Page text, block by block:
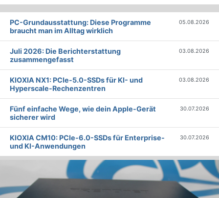
PC-Grundausstattung: Diese Programme
braucht man im Alltag wirklich
05.08.2026
Juli 2026: Die Bericht­erstattung
zusammengefasst
03.08.2026
KIOXIA NX1: PCIe-5.0-SSDs für KI- und
Hyperscale-Rechenzentren
03.08.2026
Fünf einfache Wege, wie dein Apple-Gerät
sicherer wird
30.07.2026
KIOXIA CM10: PCIe-6.0-SSDs für Enterprise-
und KI-Anwendungen
30.07.2026